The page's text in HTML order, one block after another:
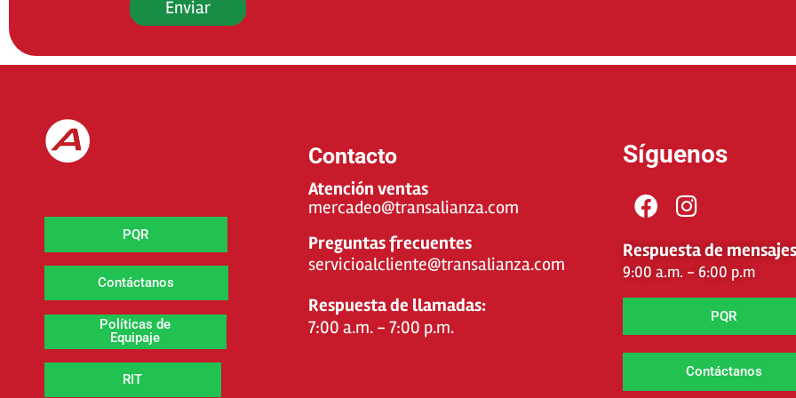
PQR
Contáctanos
Políticas de
Equipaje
RIT
Contacto
Atención ventas
mercadeo@transalianza.com
Preguntas frecuentes
servicioalcliente@transalianza.com
Respuesta de llamadas:
7:00 a.m. - 7:00 p.m.
Síguenos
Respuesta de
9:00 a.m. - 6:00 p.m
PQR
Contáctanos